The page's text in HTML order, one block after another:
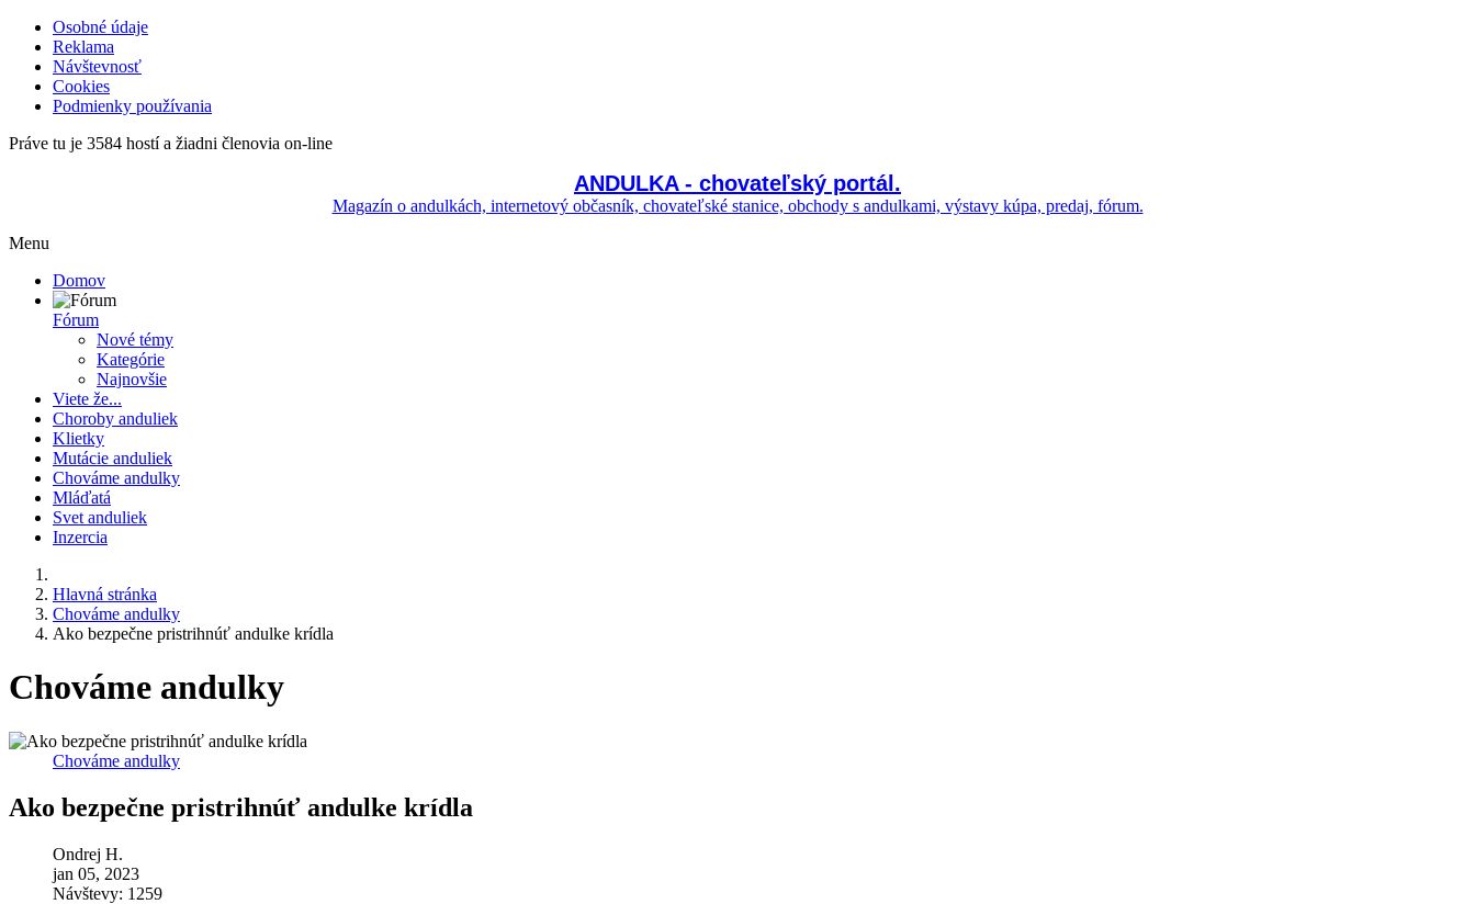
Osobné údaje
Reklama
Návštevnosť
Cookies
Podmienky používania
Práve tu je 3584 hostí a žiadni členovia on-line
ANDULKA - chovateľský portál.
Magazín o andulkách, internetový občasník, chovateľské stanice, obchody s andulkami, výstavy kúpa, predaj, fórum.
Menu
Domov
Fórum
Nové témy
Kategórie
Najnovšie
Viete že...
Choroby anduliek
Klietky
Mutácie anduliek
Chováme andulky
Mláďatá
Svet anduliek
Inzercia
Hlavná stránka
Chováme andulky
Ako bezpečne pristrihnúť andulke krídla
Chováme andulky
Chováme andulky
Ako bezpečne pristrihnúť andulke krídla
Ondrej H.
jan 05, 2023
Návštevy: 1259